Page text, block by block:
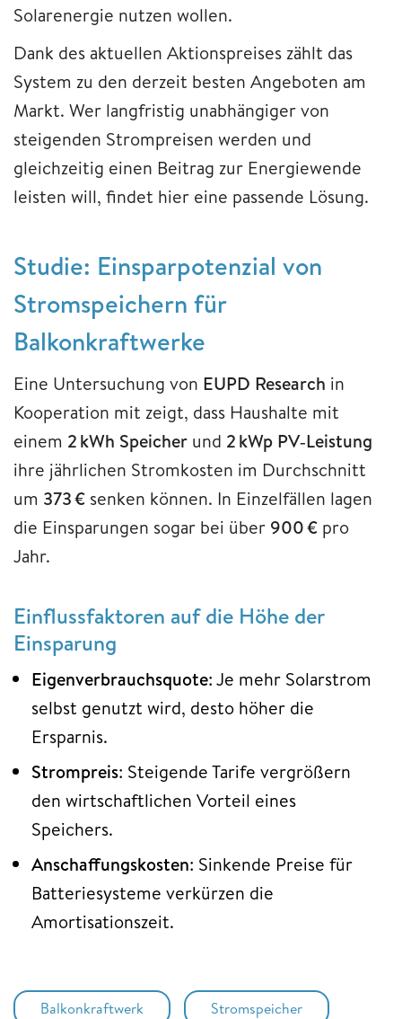
Solarenergie nutzen wollen.
Dank des aktuellen Aktionspreises zählt das
System zu den derzeit besten Angeboten am
Markt. Wer langfristig unabhängiger von
steigenden Strompreisen werden und
gleichzeitig einen Beitrag zur Energiewende
leisten will, findet hier eine passende Lösung.
Studie: Einsparpotenzial von
Stromspeichern für
Balkonkraftwerke
Eine Untersuchung von EUPD Research in
Kooperation mit zeigt, dass Haushalte mit
einem 2 kWh Speicher und 2 kWp PV‑Leistung
ihre jährlichen Stromkosten im Durchschnitt
um 373 € senken können. In Einzelfällen lagen
die Einsparungen sogar bei über 900 € pro
Jahr.
Einflussfaktoren auf die Höhe der
Einsparung
Eigenverbrauchsquote: Je mehr Solarstrom
selbst genutzt wird, desto höher die
Ersparnis.
Strompreis: Steigende Tarife vergrößern
den wirtschaftlichen Vorteil eines
Speichers.
Anschaffungskosten: Sinkende Preise für
Batteriesysteme verkürzen die
Amortisationszeit.
Balkonkraftwerk Stromspeicher